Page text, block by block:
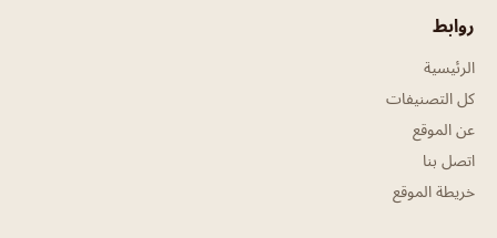
روابط
الرئيسية
كل التصنيفات
عن الموقع
اتصل بنا
خريطة الموقع